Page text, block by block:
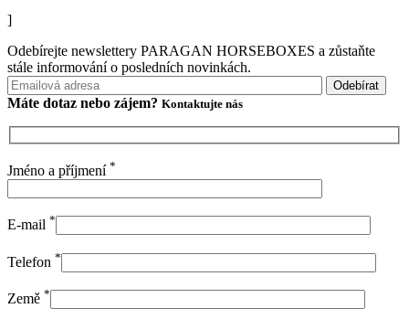
]
Odebírejte newslettery PARAGAN HORSEBOXES a zůstaňte
stále informování o posledních novinkách.
Máte dotaz nebo zájem? Kontaktujte nás
Jméno a příjmení *
E-mail *
Telefon *
Země *